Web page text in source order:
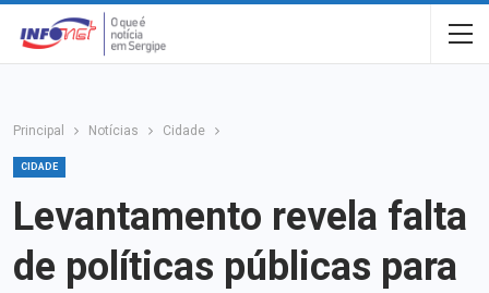
Principal Notícias Cidade
CIDADE
Levantamento revela falta
de políticas públicas para